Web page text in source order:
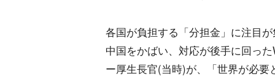
各国が負担する「分担金」に注目
中国をかばい、対応が後手に回っ
ー厚生長官(当時)が、「世界が必